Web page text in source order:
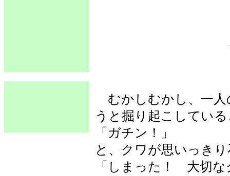
むかしむかし、一人
うと掘り起こしてい
「ガチン！」
と、クワが思いっき
「しまった！ 大切な